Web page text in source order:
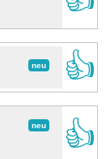
neu
👍
neu
👍